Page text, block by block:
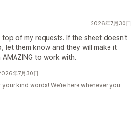
2026年7月30日
top of my requests. If the sheet doesn't
let them know and they will make it
to work with.
年7月30日
kind words! We’re here whenever you